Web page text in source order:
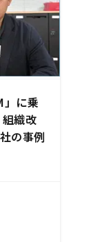
」に乗
織改
の事例